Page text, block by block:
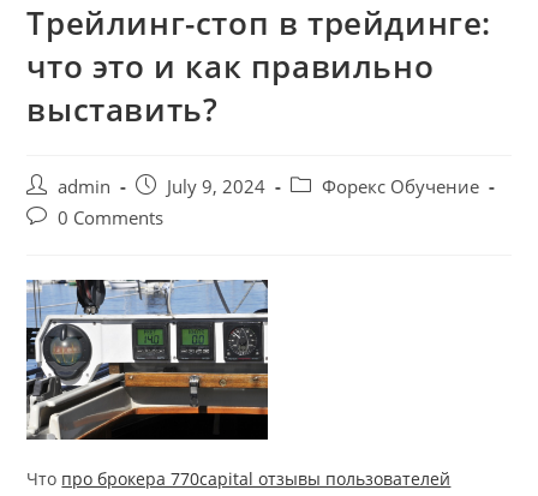
Трейлинг-стоп в трейдинге:
что это и как правильно
выставить?
Post
author:
admin
Post
published:
July 9, 2024
PostФорекс Обучение
Post0 Comments
Что про брокера 770capital отзывы пользователей